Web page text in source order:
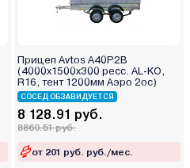
Прицеп Avtos A40P2B
(4000х1500х300 ресс. AL-KO,
R16, тент 1200мм Аэро 2ос)
СОСЕД ОБЗАВИДУЕТСЯ
8 128.91 руб.
8860.51 руб.
от 201 руб. руб./мес.